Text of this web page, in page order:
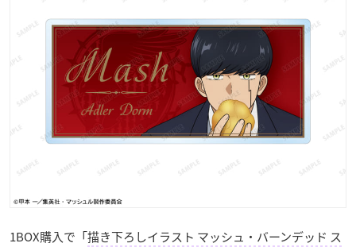
1BOX購入で「描き下ろしイラスト マッシュ・バーンデッド ス